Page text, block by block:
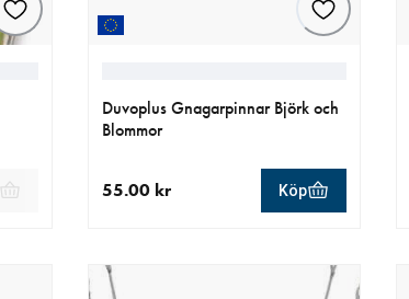
Duvoplus Gnagarpinnar Björk och
Blommor
55.00 kr Köp